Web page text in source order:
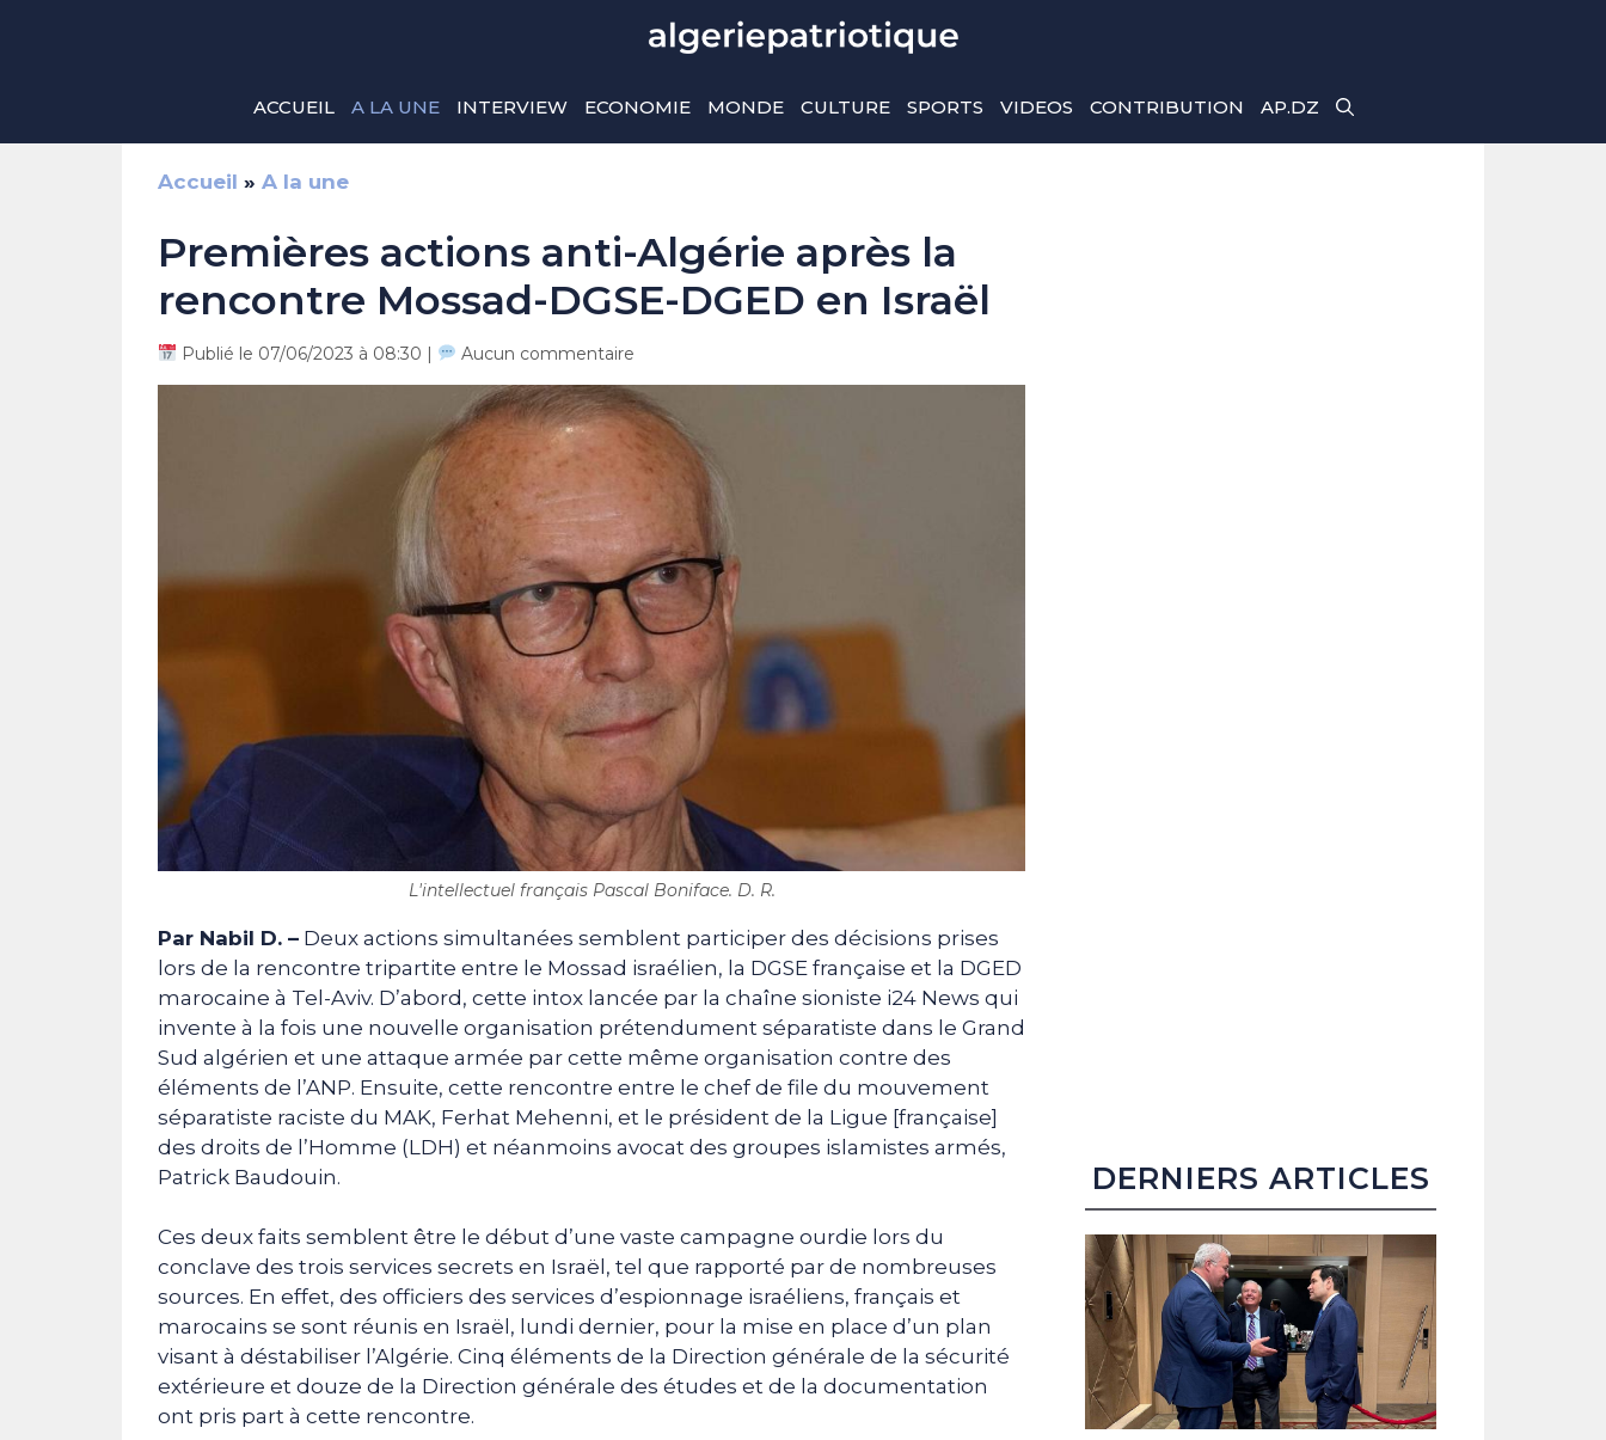
ACCUEIL A LA UNE INTERVIEW ECONOMIE MONDE CULTURE SPORTS VIDEOS CONTRIBUTION AP.DZ
Accueil » A la une
Premières actions anti-Algérie après la
rencontre Mossad-DGSE-DGED en Israël
Publié le 07/06/2023 à 08:30 | Aucun commentaire
L'intellectuel français Pascal Boniface. D. R.
Par Nabil D. – Deux actions simultanées semblent participer des décisions prises
lors de la rencontre tripartite entre le Mossad israélien, la DGSE française et la DGED
marocaine à Tel-Aviv. D’abord, cette intox lancée par la chaîne sioniste i24 News qui
invente à la fois une nouvelle organisation prétendument séparatiste dans le Grand
Sud algérien et une attaque armée par cette même organisation contre des
éléments de l’ANP. Ensuite, cette rencontre entre le chef de file du mouvement
séparatiste raciste du MAK, Ferhat Mehenni, et le président de la Ligue [française]
des droits de l’Homme (LDH) et néanmoins avocat des groupes islamistes armés,
Patrick Baudouin.
Ces deux faits semblent être le début d’une vaste campagne ourdie lors du
conclave des trois services secrets en Israël, tel que rapporté par de nombreuses
sources. En effet, des officiers des services d’espionnage israéliens, français et
marocains se sont réunis en Israël, lundi dernier, pour la mise en place d’un plan
visant à déstabiliser l’Algérie. Cinq éléments de la Direction générale de la sécurité
extérieure et douze de la Direction générale des études et de la documentation
ont pris part à cette rencontre.
DERNIERS ARTICLES